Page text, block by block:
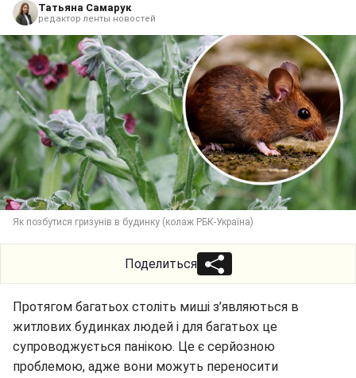
Татьяна Самарук
редактор ленты новостей
Як позбутися гризунів в будинку (колаж РБК-Україна)
Поделиться
Протягом багатьох століть миші з’являються в
житлових будинках людей і для багатьох це
супроводжується панікою. Це є серйозною
проблемою, адже вони можуть переносити